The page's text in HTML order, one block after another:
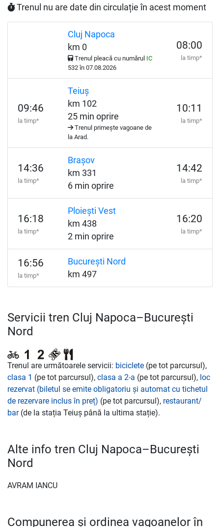
Trenul nu are date din circulație în acest moment
Cluj Napoca
km 0
Trenul pleacă cu numărul IC
532 în 07.08.2026
08:00
la timp*
09:46
la timp*
Teiuș
km 102
25 min oprire
Trenul primește vagoane de
la Arad.
10:11
la timp*
14:36
la timp*
Brașov
km 331
6 min oprire
14:42
la timp*
16:18
la timp*
Ploiești Vest
km 438
2 min oprire
16:20
la timp*
16:56
la timp*
București Nord
km 497
Servicii tren Cluj Napoca–București
Nord
Trenul are următoarele servicii: biciclete (pe tot parcursul),
clasa 1 (pe tot parcursul), clasa a 2-a (pe tot parcursul), loc
rezervat (biletul se emite obligatoriu și automat cu tichetul
de rezervare inclus în preț) (pe tot parcursul), restaurant/
bar(de la stația Teiuș până la ultima stație).
Alte info tren Cluj Napoca–București
Nord
AVRAM IANCU
Compunerea și ordinea vagoanelor în